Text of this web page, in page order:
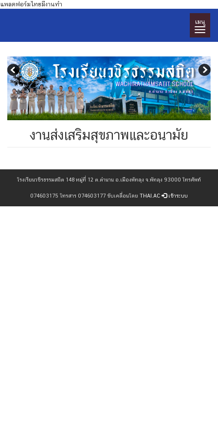
แพลตฟอร์มไทยมีงานทำ
เมนู
งานส่งเสริมสุขภาพและอนามัย
โรงเรียนวชิรธรรมสถิต 148 หมู่ที่ 12 ต.ตำนาน อ.เมืองพัทลุง จ.พัทลุง 93000 โทรศัพท์
074603175 โทรสาร 074603177 ขับเคลื่อนโดย THAI.AC เข้าระบบ